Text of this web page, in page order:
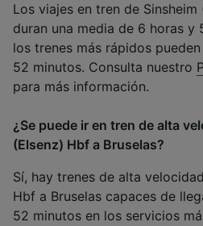
Los viajes en tren de
duran una media de 6 horas y
los trenes más rápidos
52 minutos. Consulta nuestro
para más información.
¿Se puede ir en tren de alta
(Elsenz) Hbf a Bruselas?
Sí, hay trenes de alta
Hbf a Bruselas capaces de
52 minutos en los servicios